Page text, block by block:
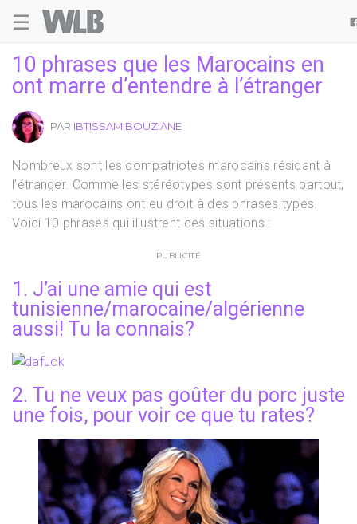
☰
10 phrases que les Marocains en
ont marre d’entendre à l’étranger
PAR IBTISSAM BOUZIANE
Nombreux sont les compatriotes marocains résidant à
l’étranger. Comme les stéréotypes sont présents partout,
tous les marocains ont eu droit à des phrases types.
Voici 10 phrases qui illustrent ces situations :
PUBLICITÉ
1. J’ai une amie qui est
tunisienne/marocaine/algérienne
aussi! Tu la connais?
2. Tu ne veux pas goûter du porc juste
une fois, pour voir ce que tu rates?